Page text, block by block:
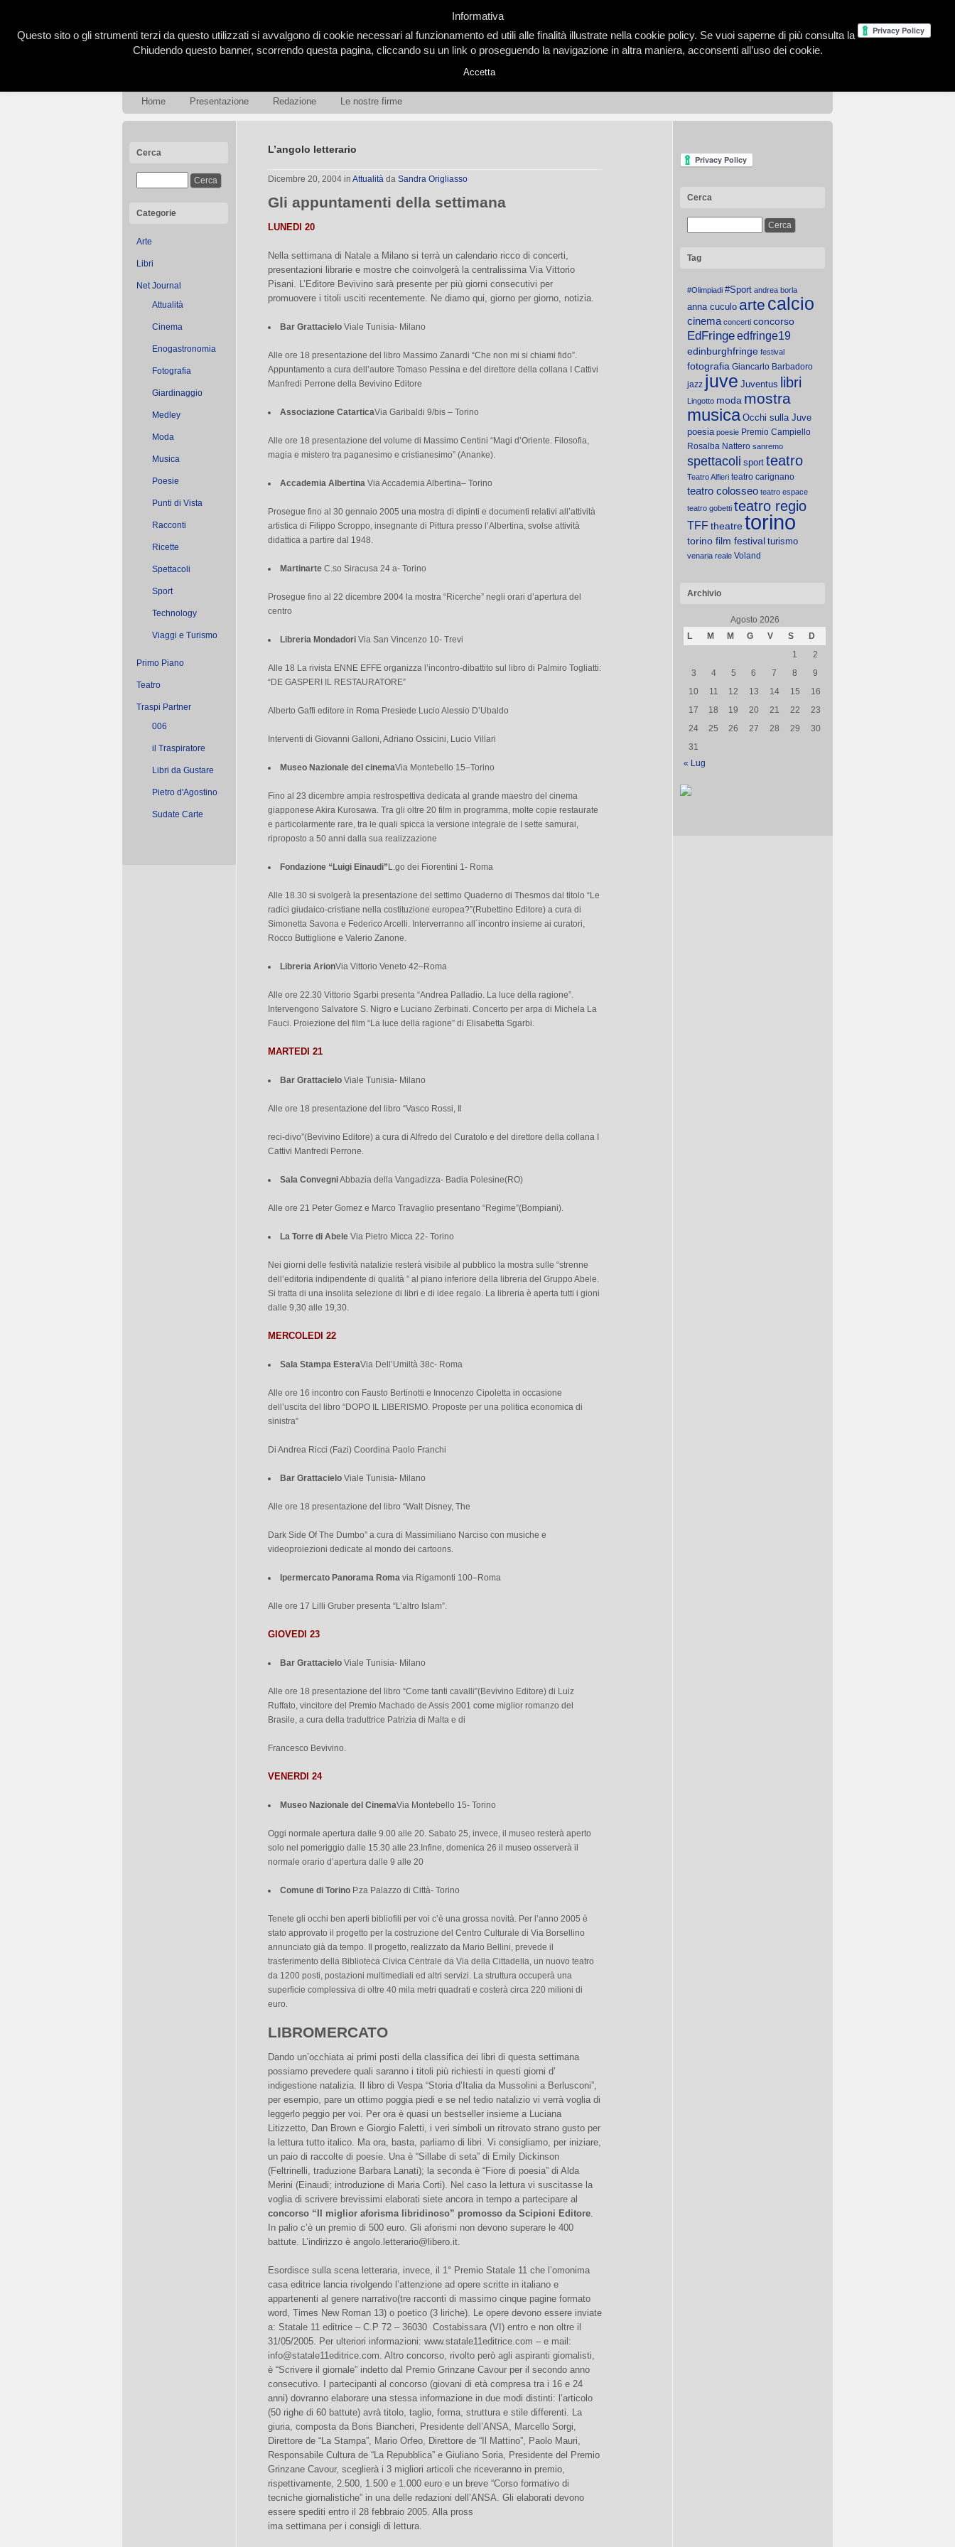
Home Presentazione Redazione Le nostre firme
Cerca
Categorie
Arte
Libri
Net Journal
Attualità
Cinema
Enogastronomia
Fotografia
Giardinaggio
Medley
Moda
Musica
Poesie
Punti di Vista
Racconti
Ricette
Spettacoli
Sport
Technology
Viaggi e Turismo
Primo Piano
Teatro
Traspi Partner
006
il Traspiratore
Libri da Gustare
Pietro d'Agostino
Sudate Carte
L’angolo letterario
Dicembre 20, 2004 in Attualità da Sandra Origliasso
Gli appuntamenti della settimana
LUNEDI 20
Nella settimana di Natale a Milano si terrà un calendario ricco di concerti,
presentazioni librarie e mostre che coinvolgerà la centralissima Via Vittorio
Pisani. L’Editore Bevivino sarà presente per più giorni consecutivi per
promuovere i titoli usciti recentemente. Ne diamo qui, giorno per giorno, notizia.
Bar Grattacielo Viale Tunisia- Milano
Alle ore 18 presentazione del libro Massimo Zanardi “Che non mi si chiami fido”.
Appuntamento a cura dell’autore Tomaso Pessina e del direttore della collana I Cattivi
Manfredi Perrone della Bevivino Editore
Associazione CatarticaVia Garibaldi 9/bis – Torino
Alle ore 18 presentazione del volume di Massimo Centini “Magi d’Oriente. Filosofia,
magia e mistero tra paganesimo e cristianesimo” (Ananke).
Accademia Albertina Via Accademia Albertina– Torino
Prosegue fino al 30 gennaio 2005 una mostra di dipinti e documenti relativi all’attività
artistica di Filippo Scroppo, insegnante di Pittura presso l’Albertina, svolse attività
didattica a partire dal 1948.
Martinarte C.so Siracusa 24 a- Torino
Prosegue fino al 22 dicembre 2004 la mostra “Ricerche” negli orari d’apertura del
centro
Libreria Mondadori Via San Vincenzo 10- Trevi
Alle 18 La rivista ENNE EFFE organizza l’incontro-dibattito sul libro di Palmiro Togliatti:
“DE GASPERI IL RESTAURATORE”
Alberto Gaffi editore in Roma Presiede Lucio Alessio D’Ubaldo
Interventi di Giovanni Galloni, Adriano Ossicini, Lucio Villari
Museo Nazionale del cinemaVia Montebello 15–Torino
Fino al 23 dicembre ampia restrospettiva dedicata al grande maestro del cinema
giapponese Akira Kurosawa. Tra gli oltre 20 film in programma, molte copie restaurate
e particolarmente rare, tra le quali spicca la versione integrale de I sette samurai,
riproposto a 50 anni dalla sua realizzazione
Fondazione “Luigi Einaudi” L.go dei Fiorentini 1- Roma
Alle 18.30 si svolgerà la presentazione del settimo Quaderno di Thesmos dal titolo “Le
radici giudaico-cristiane nella costituzione europea?”(Rubettino Editore) a cura di
Simonetta Savona e Federico Arcelli. Interverranno all´incontro insieme ai curatori,
Rocco Buttiglione e Valerio Zanone.
Libreria ArionVia Vittorio Veneto 42–Roma
Alle ore 22.30 Vittorio Sgarbi presenta “Andrea Palladio. La luce della ragione”.
Intervengono Salvatore S. Nigro e Luciano Zerbinati. Concerto per arpa di Michela La
Fauci. Proiezione del film “La luce della ragione” di Elisabetta Sgarbi.
MARTEDI 21
Bar Grattacielo Viale Tunisia- Milano
Alle ore 18 presentazione del libro “Vasco Rossi, Il
reci-divo”(Bevivino Editore) a cura di Alfredo del Curatolo e del direttore della collana I
Cattivi Manfredi Perrone.
Sala ConvegniAbbazia della Vangadizza- Badia Polesine(RO)
Alle ore 21 Peter Gomez e Marco Travaglio presentano “Regime”(Bompiani).
La Torre di Abele Via Pietro Micca 22- Torino
Nei giorni delle festività natalizie resterà visibile al pubblico la mostra sulle “strenne
dell’editoria indipendente di qualità ” al piano inferiore della libreria del Gruppo Abele.
Si tratta di una insolita selezione di libri e di idee regalo. La libreria è aperta tutti i gioni
dalle 9,30 alle 19,30.
MERCOLEDI 22
Sala Stampa EsteraVia Dell’Umiltà 38c- Roma
Alle ore 16 incontro con Fausto Bertinotti e Innocenzo Cipoletta in occasione
dell’uscita del libro “DOPO IL LIBERISMO. Proposte per una politica economica di
sinistra”
Di Andrea Ricci (Fazi) Coordina Paolo Franchi
Bar Grattacielo Viale Tunisia- Milano
Alle ore 18 presentazione del libro “Walt Disney, The
Dark Side Of The Dumbo” a cura di Massimiliano Narciso con musiche e
videoproiezioni dedicate al mondo dei cartoons.
Ipermercato Panorama Roma via Rigamonti 100–Roma
Alle ore 17 Lilli Gruber presenta “L’altro Islam”.
GIOVEDI 23
Bar Grattacielo Viale Tunisia- Milano
Alle ore 18 presentazione del libro “Come tanti cavalli”(Bevivino Editore) di Luiz
Ruffato, vincitore del Premio Machado de Assis 2001 come miglior romanzo del
Brasile, a cura della traduttrice Patrizia di Malta e di
Francesco Bevivino.
VENERDI 24
Museo Nazionale del CinemaVia Montebello 15- Torino
Oggi normale apertura dalle 9.00 alle 20. Sabato 25, invece, il museo resterà aperto
solo nel pomeriggio dalle 15.30 alle 23.Infine, domenica 26 il museo osserverà il
normale orario d’apertura dalle 9 alle 20
Comune di Torino P.za Palazzo di Città- Torino
Tenete gli occhi ben aperti bibliofili per voi c’è una grossa novità. Per l’anno 2005 è
stato approvato il progetto per la costruzione del Centro Culturale di Via Borsellino
annunciato già da tempo. Il progetto, realizzato da Mario Bellini, prevede il
trasferimento della Biblioteca Civica Centrale da Via della Cittadella, un nuovo teatro
da 1200 posti, postazioni multimediali ed altri servizi. La struttura occuperà una
superficie complessiva di oltre 40 mila metri quadrati e costerà circa 220 milioni di
euro.
LIBROMERCATO
Dando un’occhiata ai primi posti della classifica dei libri di questa settimana
possiamo prevedere quali saranno i titoli più richiesti in questi giorni d’
indigestione natalizia. Il libro di Vespa “Storia d’Italia da Mussolini a Berlusconi”,
per esempio, pare un ottimo poggia piedi e se nel tedio natalizio vi verrà voglia di
leggerlo peggio per voi. Per ora è quasi un bestseller insieme a Luciana
Litizzetto, Dan Brown e Giorgio Faletti, i veri simboli un ritrovato strano gusto per
la lettura tutto italico. Ma ora, basta, parliamo di libri. Vi consigliamo, per iniziare,
un paio di raccolte di poesie. Una è “Sillabe di seta” di Emily Dickinson
(Feltrinelli, traduzione Barbara Lanati); la seconda è “Fiore di poesia” di Alda
Merini (Einaudi; introduzione di Maria Corti). Nel caso la lettura vi suscitasse la
voglia di scrivere brevissimi elaborati siete ancora in tempo a partecipare al
concorso “Il miglior aforisma libridinoso” promosso da Scipioni Editore.
In palio c’è un premio di 500 euro. Gli aforismi non devono superare le 400
battute. L’indirizzo è angolo.letterario@libero.it.
Esordisce sulla scena letteraria, invece, il 1° Premio Statale 11 che l’omonima
casa editrice lancia rivolgendo l’attenzione ad opere scritte in italiano e
appartenenti al genere narrativo(tre racconti di massimo cinque pagine formato
word, Times New Roman 13) o poetico (3 liriche). Le opere devono essere inviate
a: Statale 11 editrice – C.P 72 – 36030 ­ Costabissara (VI) entro e non oltre il
31/05/2005. Per ulteriori informazioni: www.statale11editrice.com – e mail:
info@statale11editrice.com. Altro concorso, rivolto però agli aspiranti giornalisti,
è “Scrivere il giornale” indetto dal Premio Grinzane Cavour per il secondo anno
consecutivo. I partecipanti al concorso (giovani di età compresa tra i 16 e 24
anni) dovranno elaborare una stessa informazione in due modi distinti: l’articolo
(50 righe di 60 battute) avrà titolo, taglio, forma, struttura e stile differenti. La
giuria, composta da Boris Biancheri, Presidente dell’ANSA, Marcello Sorgi,
Direttore de “La Stampa”, Mario Orfeo, Direttore de “Il Mattino”, Paolo Mauri,
Responsabile Cultura de “La Repubblica” e Giuliano Soria, Presidente del Premio
Grinzane Cavour, sceglierà i 3 migliori articoli che riceveranno in premio,
rispettivamente, 2.500, 1.500 e 1.000 euro e un breve “Corso formativo di
tecniche giornalistiche” in una delle redazioni dell’ANSA. Gli elaborati devono
essere spediti entro il 28 febbraio 2005. Alla pross
ima settimana per i consigli di lettura.
Cerca
Tag
#Olimpiadi #Sport andrea borla
anna cuculo arte calcio
cinema concerti concorso
EdFringeedfringe19
edinburghfringe festival
fotografia Giancarlo Barbadoro
jazz juve Juventus libri
Lingotto moda mostra
musica Occhi sulla Juve
poesia poesie Premio Campiello
Rosalba Nattero sanremo
spettacoli sport teatro
Teatro Alfieri teatro carignano
teatro colosseo teatro espace
teatro gobetti teatro regio
TFFtheatretorino
torino film festival turismo
venaria reale Voland
Archivio
Agosto 2026
L
M M G V S
D
1
2
3
4 5 6 7 8
9
10
11 12 13 14 15
16
17
18 19 20 21 22
23
24
25 26 27 28 29
30
31
« Lug
Informativa
Questo sito o gli strumenti terzi da questo utilizzati si avvalgono di cookie necessari al funzionamento ed utili alle finalità illustrate nella cookie policy. Se vuoi saperne di più consulta la
Chiudendo questo banner, scorrendo questa pagina, cliccando su un link o proseguendo la navigazione in altra maniera, acconsenti all’uso dei cookie.
Accetta